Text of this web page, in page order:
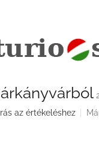
az értékeléshez